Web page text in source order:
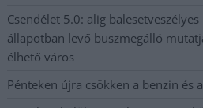
Csendélet 5.0: alig
állapotban levő buszmegálló
élhető város
Pénteken újra csökken a benzin és